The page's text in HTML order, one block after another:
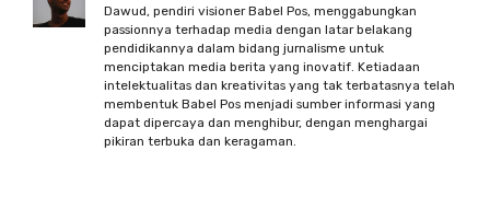
Dawud, pendiri visioner Babel Pos, menggabungkan
passionnya terhadap media dengan latar belakang
pendidikannya dalam bidang jurnalisme untuk
menciptakan media berita yang inovatif. Ketiadaan
intelektualitas dan kreativitas yang tak terbatasnya telah
membentuk Babel Pos menjadi sumber informasi yang
dapat dipercaya dan menghibur, dengan menghargai
pikiran terbuka dan keragaman.